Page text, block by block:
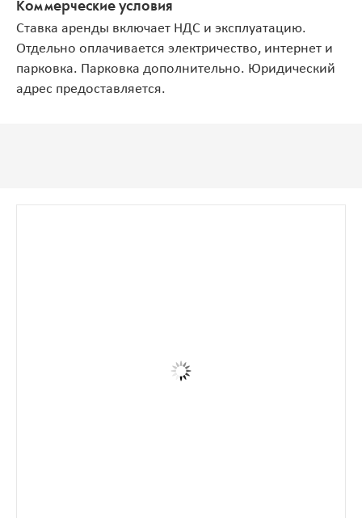
Коммерческие условия
Ставка аренды включает НДС и эксплуатацию.
Отдельно оплачивается электричество, интернет и
парковка. Парковка дополнительно. Юридический
адрес предоставляется.